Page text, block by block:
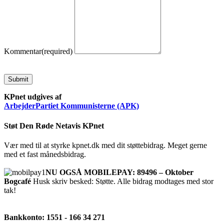
Kommentar(required)
Submit
KPnet udgives af
ArbejderPartiet Kommunisterne (APK)
Støt Den Røde Netavis KPnet
Vær med til at styrke kpnet.dk med dit støttebidrag. Meget gerne
med et fast månedsbidrag.
NU OGSÅ MOBILEPAY: 89496 – Oktober
Bogcafé Husk skriv besked: Støtte. Alle bidrag modtages med stor
tak!
Bankkonto: 1551 - 166 34 271